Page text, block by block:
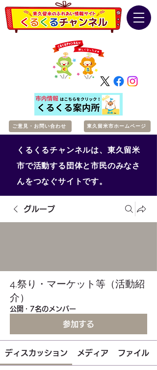
ご意見・お問い合わせ 東久留米市ホームページ
くるくるチャンネルは、東久留米
市で活動する団体と市民のみなさ
んをつなぐサイトです。
グループ
4.祭り・マーケット等（活動紹
介）
公開 · 7名のメンバー
参加する
ディスカッション メディア ファイル